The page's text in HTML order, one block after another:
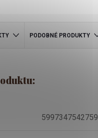
PODOBNÉ PRODUKTY
5997347542759